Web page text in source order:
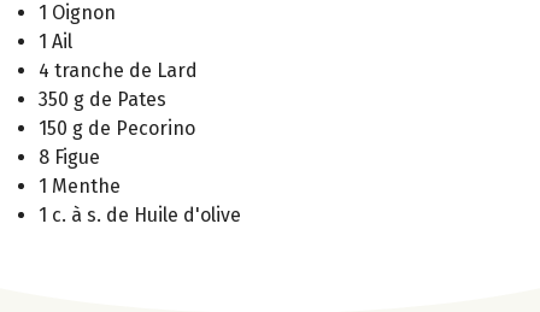
1 Oignon
1 Ail
4 tranche de Lard
350 g de Pates
150 g de Pecorino
8 Figue
1 Menthe
1 c. à s. de Huile d'olive